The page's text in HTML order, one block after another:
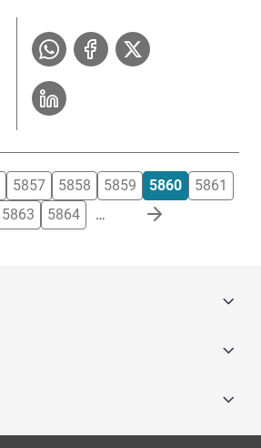
5857 5858 5859 5860
5861
5863 5864 …